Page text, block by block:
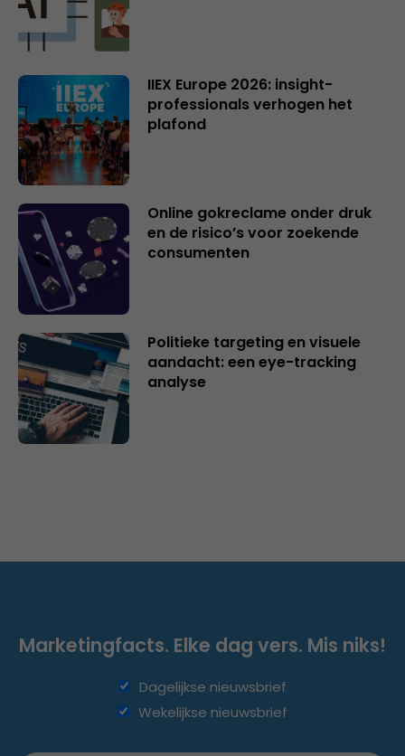
IIEX Europe 2026: insight-
professionals verhogen het
plafond
Online gokreclame onder druk
en de risico’s voor zoekende
consumenten
Politieke targeting en visuele
aandacht: een eye-tracking
analyse
Marketingfacts. Elke dag vers. Mis niks!
Dagelijkse nieuwsbrief
Wekelijkse nieuwsbrief